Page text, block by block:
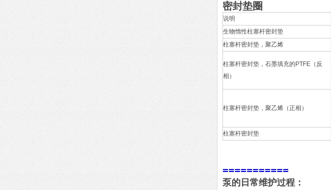
密封垫圈
说明
生物惰性柱塞杆密封垫
柱塞杆密封垫，聚乙烯
柱塞杆密封垫，石墨填充的PTFE（反
相）
柱塞杆密封垫，聚乙烯（正相）
柱塞杆密封垫
===========
泵的日常维护过程：